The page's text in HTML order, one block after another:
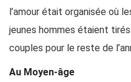
l’amour était organisée où
jeunes hommes étaient
couples pour le reste de
Au Moyen-âge